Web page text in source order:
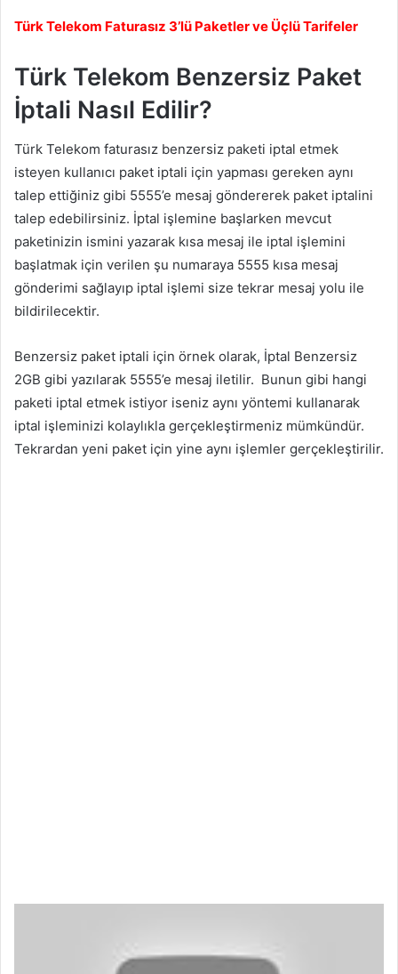
Türk Telekom Faturasız 3’lü Paketler ve Üçlü Tarifeler
Türk Telekom Benzersiz Paket
İptali Nasıl Edilir?
Türk Telekom faturasız benzersiz paketi iptal etmek
isteyen kullanıcı paket iptali için yapması gereken aynı
talep ettiğiniz gibi 5555’e mesaj göndererek paket iptalini
talep edebilirsiniz. İptal işlemine başlarken mevcut
paketinizin ismini yazarak kısa mesaj ile iptal işlemini
başlatmak için verilen şu numaraya 5555 kısa mesaj
gönderimi sağlayıp iptal işlemi size tekrar mesaj yolu ile
bildirilecektir.
Benzersiz paket iptali için örnek olarak, İptal Benzersiz
2GB gibi yazılarak 5555’e mesaj iletilir. Bunun gibi hangi
paketi iptal etmek istiyor iseniz aynı yöntemi kullanarak
iptal işleminizi kolaylıkla gerçekleştirmeniz mümkündür.
Tekrardan yeni paket için yine aynı işlemler gerçekleştirilir.